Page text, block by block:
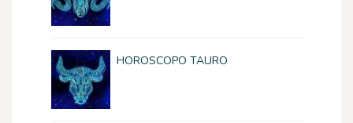
HOROSCOPO TAURO